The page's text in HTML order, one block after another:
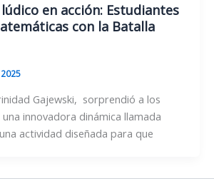
en acción: Estudiantes
con la Batalla
Gajewski, sorprendió a los
innovadora dinámica llamada
actividad diseñada para que